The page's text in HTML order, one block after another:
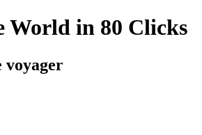
World in 80 Clicks
voyager